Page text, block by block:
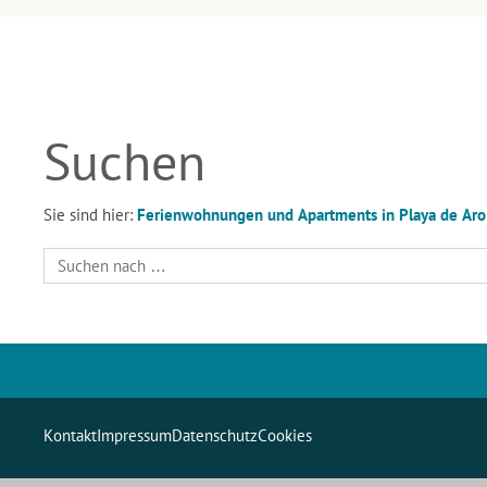
Suchen
Sie sind hier: Ferienwohnungen und Apartments in Playa de
KontaktImpressumDatenschutzCookies